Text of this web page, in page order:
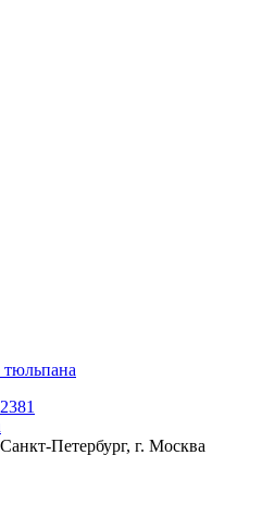
Петербург, г. Москва